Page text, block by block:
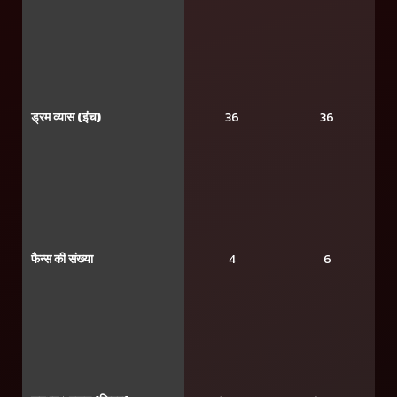
ड्रम व्यास (इंच)
फैन्स की संख्या
36
4
36
6